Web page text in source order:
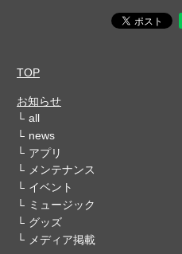
TOP
お知らせ
all
news
アプリ
メンテナンス
イベント
ミュージック
グッズ
メディア掲載